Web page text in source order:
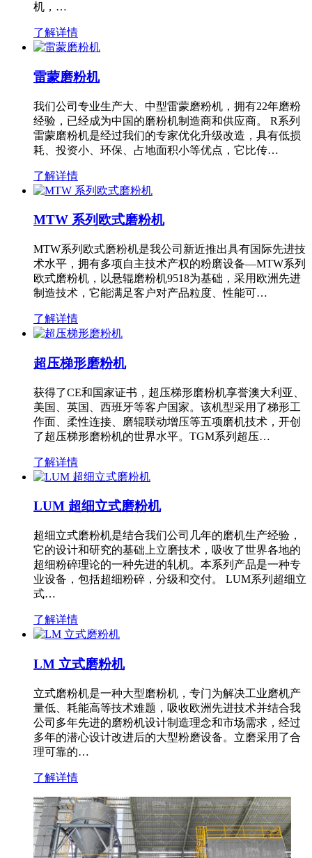
机，…
了解详情
雷蒙磨粉机
我们公司专业生产大、中型雷蒙磨粉机，拥有22年磨粉
经验，已经成为中国的磨粉机制造商和供应商。 R系列
雷蒙磨粉机是经过我们的专家优化升级改造，具有低损
耗、投资小、环保、占地面积小等优点，它比传…
了解详情
MTW 系列欧式磨粉机
MTW系列欧式磨粉机是我公司新近推出具有国际先进技
术水平，拥有多项自主技术产权的粉磨设备—MTW系列
欧式磨粉机，以悬辊磨粉机9518为基础，采用欧洲先进
制造技术，它能满足客户对产品粒度、性能可…
了解详情
超压梯形磨粉机
获得了CE和国家证书，超压梯形磨粉机享誉澳大利亚、
美国、英国、西班牙等客户国家。该机型采用了梯形工
作面、柔性连接、磨辊联动增压等五项磨机技术，开创
了超压梯形磨粉机的世界水平。TGM系列超压…
了解详情
LUM 超细立式磨粉机
超细立式磨粉机是结合我们公司几年的磨机生产经验，
它的设计和研究的基础上立磨技术，吸收了世界各地的
超细粉碎理论的一种先进的轧机。本系列产品是一种专
业设备，包括超细粉碎，分级和交付。 LUM系列超细立
式…
了解详情
LM 立式磨粉机
立式磨粉机是一种大型磨粉机，专门为解决工业磨机产
量低、耗能高等技术难题，吸收欧洲先进技术并结合我
公司多年先进的磨粉机设计制造理念和市场需求，经过
多年的潜心设计改进后的大型粉磨设备。立磨采用了合
理可靠的…
了解详情